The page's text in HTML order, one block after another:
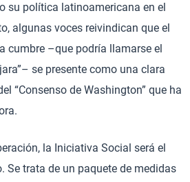
su política latinoamericana en el
algunas voces reivindican que el
cumbre –que podría llamarse el
se presente como una clara
“Consenso de Washington” que ha
la Iniciativa Social será el
Se trata de un paquete de medidas